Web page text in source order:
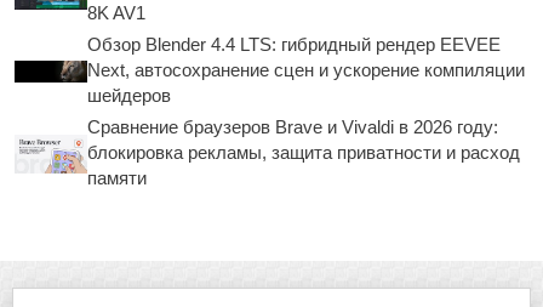
8K AV1
Обзор Blender 4.4 LTS: гибридный рендер EEVEE
Next, автосохранение сцен и ускорение компиляции
шейдеров
Сравнение браузеров Brave и Vivaldi в 2026 году:
блокировка рекламы, защита приватности и расход
памяти